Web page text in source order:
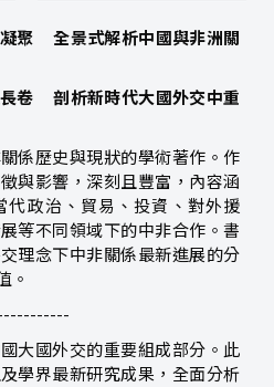
聚
全景式解析中國與非洲關
卷
剖析新時代大國外交中重
係歷史與現狀的學術著作。作
與影響，深刻且豐富，內容涵
代政治、貿易、投資、對外援
等不同領域下的中非合作。書
理念下中非關係最新進展的分
。
大國外交的重要組成部分。此
學界最新研究成果，全面分析